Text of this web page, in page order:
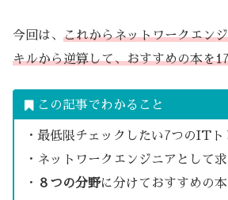
今回は、 これからネットワークエン
キルから逆算して、おすすめの本を
この記事でわかること
・最低限チェックしたい7つのITト
・ネットワークエンジニアとして
・
８つの分野に分けておすすめの本